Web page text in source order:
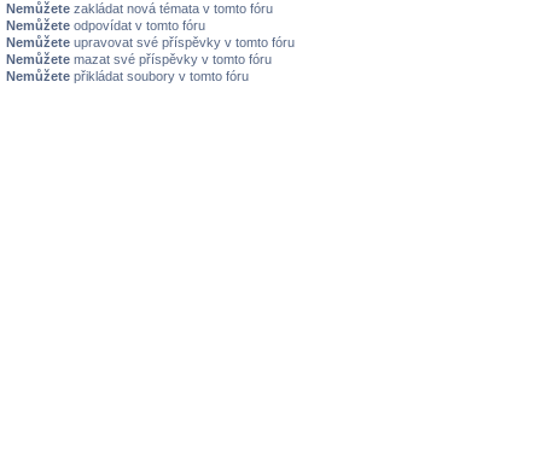
Nemůžete zakládat nová témata v tomto fóru
Nemůžete odpovídat v tomto fóru
Nemůžete upravovat své příspěvky v tomto fóru
Nemůžete mazat své příspěvky v tomto fóru
Nemůžete přikládat soubory v tomto fóru